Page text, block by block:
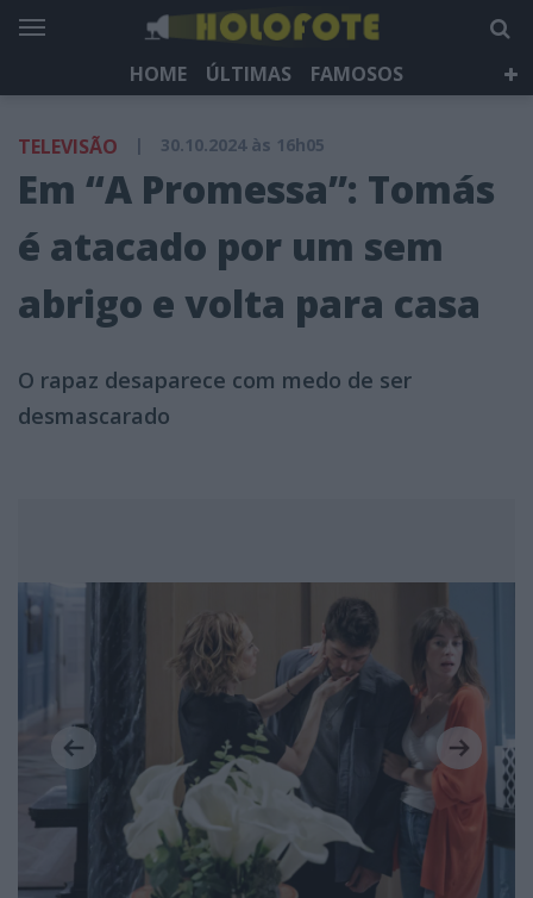
HOME ÚLTIMAS
FAMOSOS
HOLOFOTE TV
NEWSLETTER
TELEVISÃO | 30.10.2024 às 16h05
Em “A Promessa”: Tomás
é atacado por um sem
abrigo e volta para casa
O rapaz desaparece com medo de ser
desmascarado